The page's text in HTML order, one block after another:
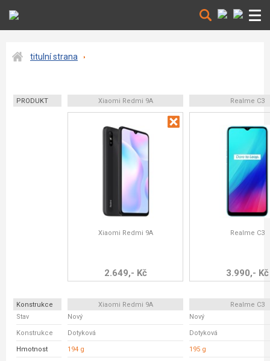
titulní strana
PRODUKT Xiaomi Redmi 9A Realme C3
Xiaomi Redmi 9A
2.649,- Kč
Realme C3
3.990,- Kč
Konstrukce Xiaomi Redmi 9A
Realme C3
Stav
Nový Nový
Konstrukce Dotyková Dotyková
Hmotnost 194 g 195 g